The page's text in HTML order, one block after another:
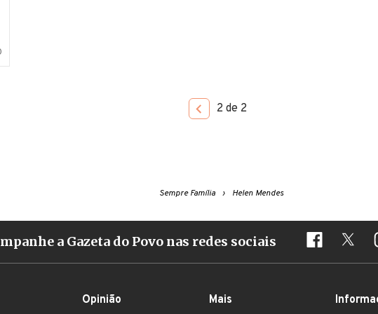
2 de 2
Sempre Família Helen Mendes
a Gazeta do Povo nas redes sociais
Opinião Mais